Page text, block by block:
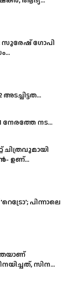
സുരേഷ് ഗോപി
നേരത്തേ നട...
ചിത്രവുമായി
ഉണ്...
പിന്നാലെ
സിന...